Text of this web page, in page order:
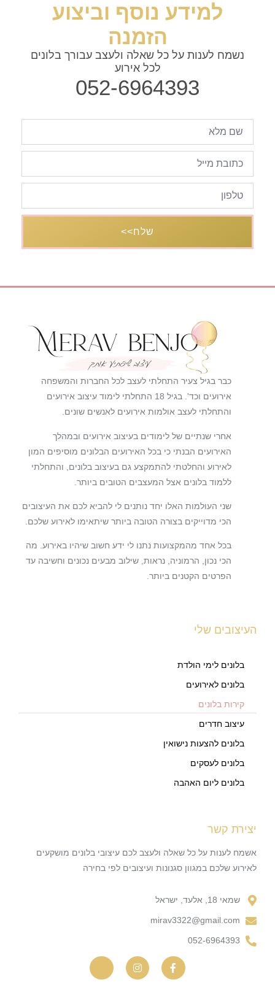
למידע נוסף וביצוע
הזמנה
נשמח לענות על כל שאלה ולעצב עבורך בלונים
לכל אירוע
052-6964393
שלח>>
כבר בגיל צעיר התחלתי לעצב לכל החברות והמשפחה
אירועים וכד'. בגיל 18 התחלתי לימוד עיצוב אירועים
והתחלתי לעצב אולמות אירועים לאנשים שונים.
אחרי שנתיים של לימודים בעיצוב אירועים ובמהלך
האירועים הבנתי כי בכל האירועים הבלונים מוסיפים המון
לאירוע והחלטתי להתמקצע גם בעיצוב בלונים, והתחלתי
ללמוד בלונים אצל המעצבים הטובים ביותר.
שני העולמות האלו יחד נותנים לי להביא לכם את העיצובים
הכי מדוייקים בצורה הטובה ביותר שיתאימו לאירוע שלכם.
בכל אחד מהמקצועות נתנו לי ידע חשוב שיהיו באירוע. מה
הכי נכון, הרמוניה, נראות, שילוב מבעים נכונים וחשיבה עד
הפרטים הקטנים ביותר.
העיצובים שלי
בלונים לימי הולדת
בלונים לאירועים
קירות בלונים
עיצוב חדרים
בלונים להצעות נישואין
בלונים לעסקים
בלונים ליום האהבה
יצירת קשר
אשמח לענות על כל שאלה ולעצב לכם עיצובי בלונים מושקעים
לאירוע שלכם במגוון סגנונות ועיצובים לפי בחירה
שמאי 18, אלעד, ישראל
mirav3322@gmail.com
052-6964393